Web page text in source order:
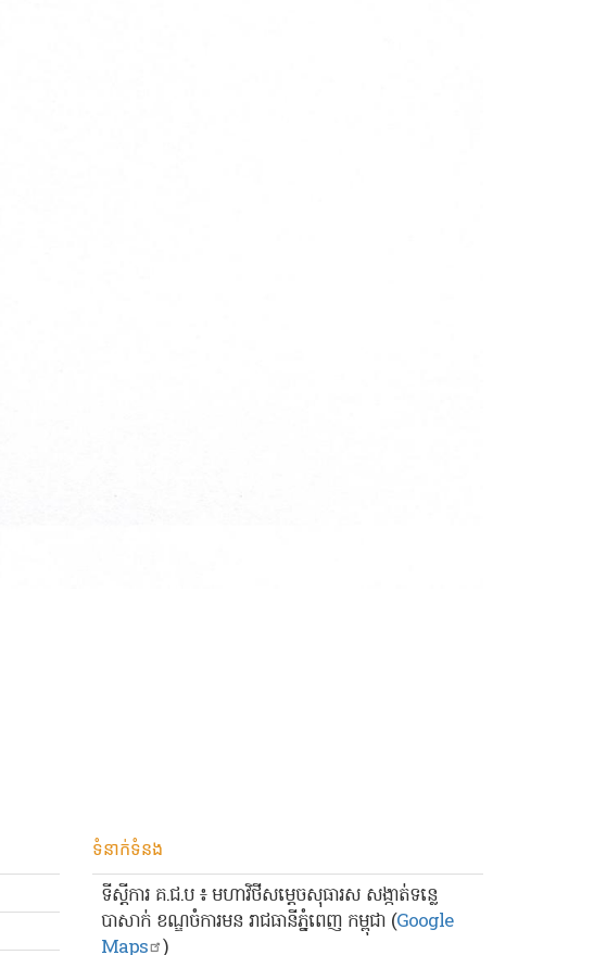
ទំនាក់ទំនង
ទីស្ដីការ គ.ជ.ប ៖ មហាវិថីសម្ដេចសុធារស សង្កាត់ទន្លេ
បាសាក់ ខណ្ឌចំការមន រាជធានីភ្នំពេញ កម្ពុជា (Google
Maps )